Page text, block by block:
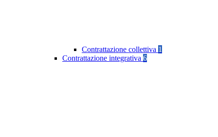
Contrattazione collettiva 1
Contrattazione integrativa 6